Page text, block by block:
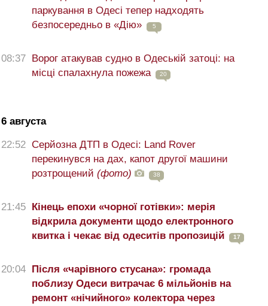
паркування в Одесі тепер надходять
безпосередньо в «Дію»
5
08:37
Ворог атакував судно в Одеській затоці: на
місці спалахнула пожежа
20
6 августа
22:52 Серйозна ДТП в Одесі: Land Rover
перекинувся на дах, капот другої машини
розтрощений (фото) 38
21:45
Кінець епохи «чорної готівки»: мерія
відкрила документи щодо електронного
квитка і чекає від одеситів пропозицій
17
20:04
Після «чарівного стусана»: громада
поблизу Одеси витрачає 6 мільйонів на
ремонт «нічийного» колектора через